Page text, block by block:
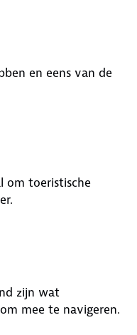
en eens van de
om toeristische
zijn wat
mee te navigeren.